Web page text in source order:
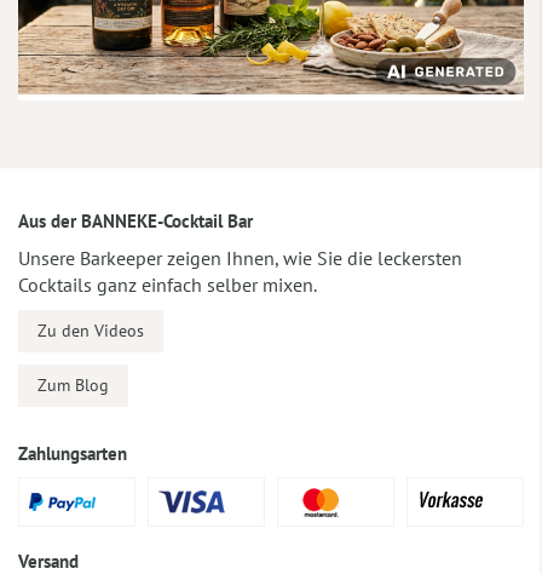
Aus der BANNEKE-Cocktail Bar
Unsere Barkeeper zeigen Ihnen, wie Sie die leckersten
Cocktails ganz einfach selber mixen.
Zu den Videos
Zum Blog
Zahlungsarten
Versand